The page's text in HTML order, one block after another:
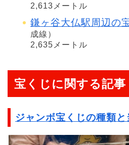
2,613メートル
鎌ヶ谷大仏駅周辺の
成線）
2,635メートル
宝くじに関する記事
ジャンボ宝くじの種類